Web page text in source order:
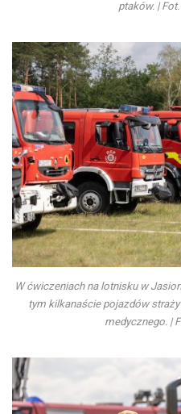
ptaków. |
W ćwiczeniach na lotnisku w
tym kilkanaście pojazdów
medycznego. |